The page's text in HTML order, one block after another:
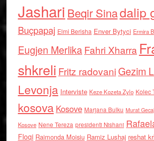
Jashari Beqir Sinadalip
Buçpapaj Elmi Berisha Enver Bytyci Ermira
Eugjen MerlikaFahri Xharra
shkreli Fritz radovaniGezim
Levonja Interviste Keze Kozeta Zylo Kolec
kosova Kosove Marjana Bulku Murat Gecaj
Kosove Nene Tereza presidenti Nishani
Floqi Raimonda Moisiu Ramiz Lushaj reshat